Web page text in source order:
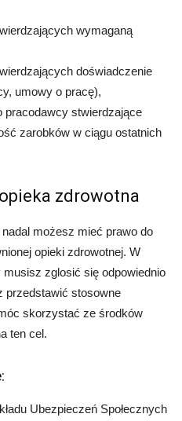
wymaganą
doświadczenie
umowy o pracę),
pracodawcy stwierdzające
zarobków w ciągu ostatnich
zdrowotna
możesz mieć prawo do
opieki zdrowotnej. W
zglosić się odpowiednio
przedstawić stosowne
skorzystać ze środków
ten cel.
Ubezpieczeń Społecznych